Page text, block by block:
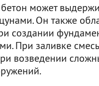
может
Он также
создании
При заливке
возведении